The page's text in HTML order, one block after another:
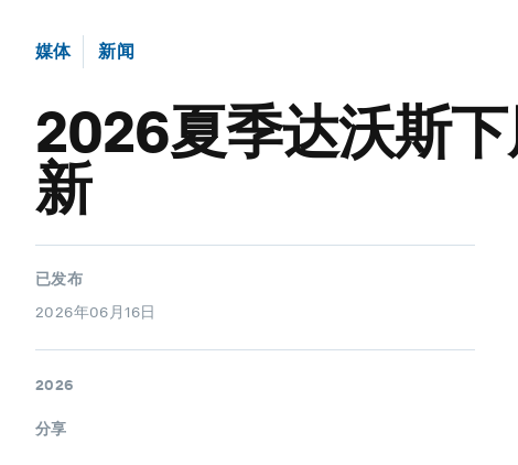
媒体 新闻
2026夏季达沃斯
新
已发布
2026年06月16日
2026
分享